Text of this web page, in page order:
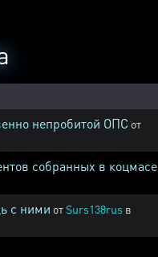
непробитой ОПС от
собранных в коцмасе
с ними отSurs138rus в